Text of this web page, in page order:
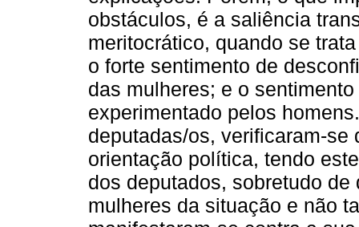
obstáculos, é a saliência
meritocrático, quando se
o forte sentimento de
das mulheres; e o
experimentado pelos
deputadas/os, verificaram-
orientação política, tendo
dos deputados, sobretudo
mulheres da situação e não